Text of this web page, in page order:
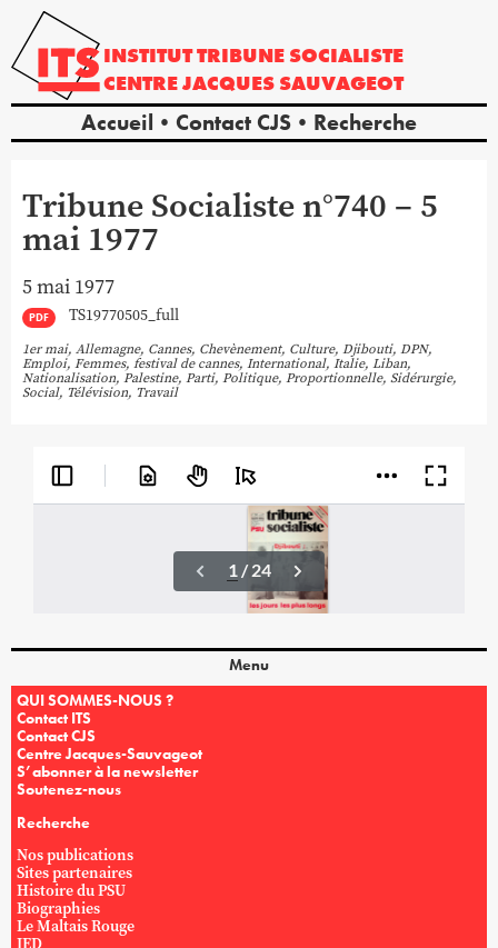
INSTITUTTRIBUNE SOCIALISTE
CENTREJACQUES SAUVAGEOT
Accueil Contact CJS Recherche
Tribune Socialiste n°740 – 5
mai 1977
5 mai 1977
PDF TS19770505_full
1er mai, Allemagne, Cannes, Chevènement, Culture, Djibouti, DPN,
Emploi, Femmes, festival de cannes, International, Italie, Liban,
Nationalisation, Palestine, Parti, Politique, Proportionnelle, Sidérurgie,
Social, Télévision, Travail
Menu
QUI SOMMES-NOUS ?
Contact ITS
Contact CJS
Centre Jacques-Sauvageot
S’abonner à la newsletter
Soutenez-nous
Recherche
Nos publications
Sites partenaires
Histoire du PSU
Biographies
Le Maltais Rouge